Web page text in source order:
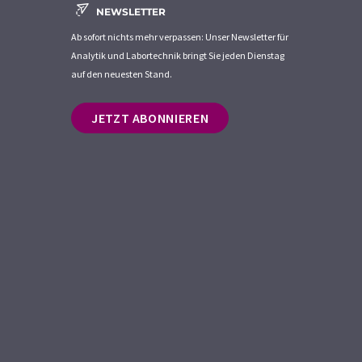
NEWSLETTER
Ab sofort nichts mehr verpassen: Unser Newsletter für
Analytik und Labortechnik bringt Sie jeden Dienstag
auf den neuesten Stand.
JETZT ABONNIEREN